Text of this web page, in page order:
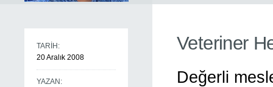
TARİH:
20 Aralık 2008
YAZAN:
Veteriner
Değerli